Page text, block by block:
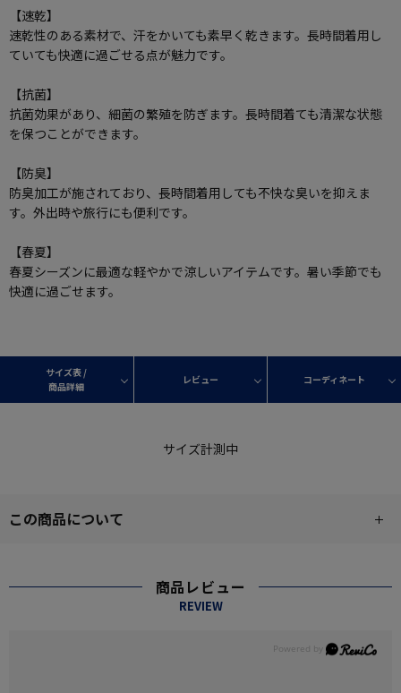
【速乾】
速乾性のある素材で、汗をかいても素早く乾きます。長時間着用し
ていても快適に過ごせる点が魅力です。
【抗菌】
抗菌効果があり、細菌の繁殖を防ぎます。長時間着ても清潔な状態
を保つことができます。
【防臭】
防臭加工が施されており、長時間着用しても不快な臭いを抑えま
す。外出時や旅行にも便利です。
【春夏】
春夏シーズンに最適な軽やかで涼しいアイテムです。暑い季節でも
快適に過ごせます。
サイズ表 /
商品詳細
レビュー コーディネート
サイズ計測中
この商品について
商品レビュー
REVIEW